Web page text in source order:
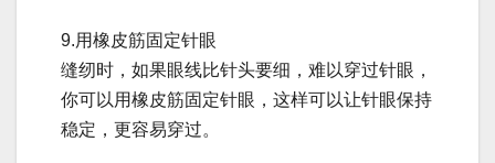
9.用橡皮筋固定针眼
缝纫时，如果眼线比针头要细，难以穿过针眼，
你可以用橡皮筋固定针眼，这样可以让针眼保持
稳定，更容易穿过。